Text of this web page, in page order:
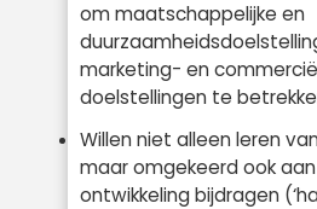
om maatschappelijke en
marketing- en
doelstellingen te
Willen niet alleen leren
maar omgekeerd ook
ontwikkeling bijdragen